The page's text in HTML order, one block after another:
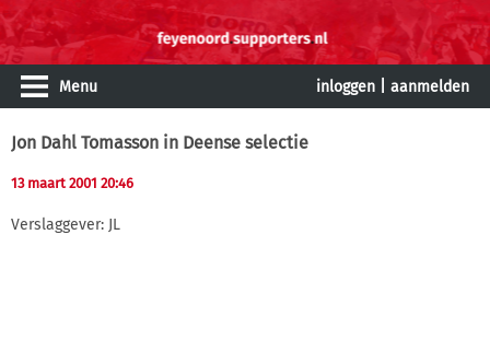
Menu inloggen aanmelden
Jon Dahl Tomasson in Deense selectie
13 maart 2001 20:46
Verslaggever: JL